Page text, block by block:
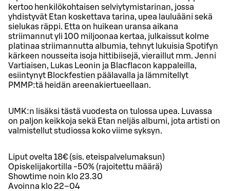
kertoo henkilökohtaisen selviytymistarinan, jossa
yhdistyvät Etan koskettava tarina, upea lauluääni sekä
sielukas räppi. Etta on huikean uransa aikana
striimannut yli 100 miljoonaa kertaa, julkaissut kolme
platinaa striimannutta albumia, tehnyt lukuisia Spotifyn
kärkeen nousseita isoja hittibiisejä, vieraillut mm. Jenni
Vartiaisen, Lukas Leonin ja Blacflacon kappaleilla,
esiintynyt Blockfestien päälavalla ja lämmitellyt
PMMP:tä heidän areenakiertueellaan.
UMK:n lisäksi tästä vuodesta on tulossa upea. Luvassa
on paljon keikkoja sekä Etan neljäs albumi, jota artisti on
valmistellut studiossa koko viime syksyn.
Liput ovelta 18€ (sis. eteispalvelumaksun)
Opiskelijakortilla -50% (rajoitettu määrä)
Showtime noin klo 23.30
Avoinna klo 22–04